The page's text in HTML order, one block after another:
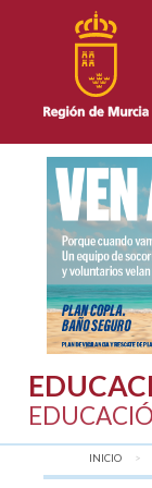
INICIO